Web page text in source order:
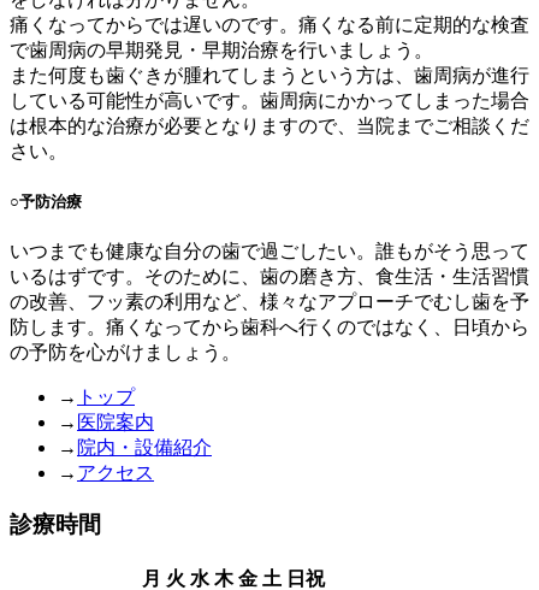
痛くなってからでは遅いのです。痛くなる前に定期的な検査
で歯周病の早期発見・早期治療を行いましょう。
また何度も歯ぐきが腫れてしまうという方は、歯周病が進行
している可能性が高いです。歯周病にかかってしまった場合
は根本的な治療が必要となりますので、当院までご相談くだ
さい。
○予防治療
いつまでも健康な自分の歯で過ごしたい。誰もがそう思って
いるはずです。そのために、歯の磨き方、食生活・生活習慣
の改善、フッ素の利用など、様々なアプローチでむし歯を予
防します。痛くなってから歯科へ行くのではなく、日頃から
の予防を心がけましょう。
→ トップ
→ 医院案内
→ 院内・設備紹介
→ アクセス
診療時間
月 火 水 木 金 土 日祝